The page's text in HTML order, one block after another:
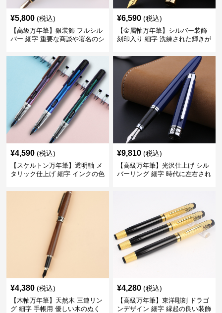
¥5,800 (税込)
【高級万年筆】銀装飾 フルシル
バー 細字 重要な商談や署名のシ
てくれる
¥6,590 (税込)
【金属軸万年筆】シルバー装飾
刻印入り 細字 洗練された輝きが
¥4,590 (税込)
【スケルトン万年筆】透明軸 メ
タリック仕上げ 細字 インクの色
する
¥9,810 (税込)
【高級万年筆】光沢仕上げ シル
バーリング 細字 時代に左右され
¥4,380 (税込)
【木軸万年筆】天然木 三連リン
グ 細字 手帳用 優しい木のぬく
¥4,280 (税込)
【高級万年筆】東洋彫刻 ドラゴ
ンデザイン 細字 縁起の良い装飾